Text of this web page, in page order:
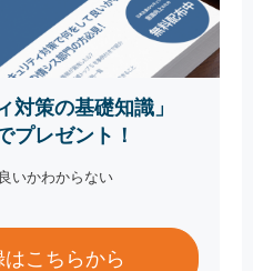
対策の基礎知識」
プレゼント！
いかわからない
こちらから